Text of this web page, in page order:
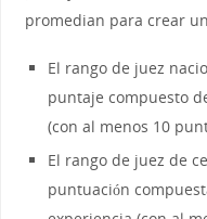
promedian para crear
El rango de juez
puntaje compuesto
(con al menos 10
El rango de juez de
puntuación